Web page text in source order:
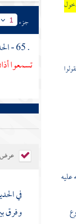
جزء 1
. 65 - الحديث الثالث : عن
تسمعوا
عرض
في
وفرق